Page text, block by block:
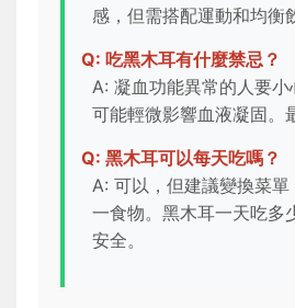
感，但需搭配運動和均衡
Q: 吃黑木耳有什麼禁忌？
A: 凝血功能異常的人要
可能輕微影響血液凝固。
Q: 黑木耳可以每天吃嗎？
A: 可以，但建議變換菜
一食物。黑木耳一天吃多
安全。